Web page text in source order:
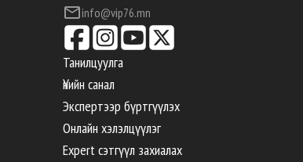
info@vip76.mn
Танилцуулга
Үнийн санал
Экспертээр бүртгүүлэх
Онлайн хэлэлцүүлэг
Expert сэтгүүл захиалах